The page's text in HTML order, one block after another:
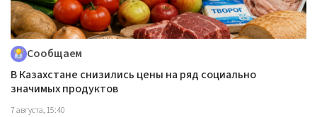
Сообщаем
В Казахстане снизились цены на ряд социально
значимых продуктов
7 августа, 15:40